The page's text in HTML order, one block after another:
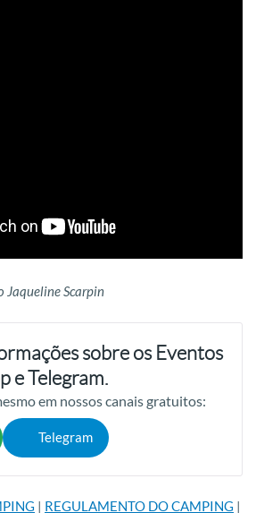
Jaqueline Scarpin
sobre os Eventos
e Telegram.
em nossos canais gratuitos:
Telegram
REGULAMENTO DO CAMPING